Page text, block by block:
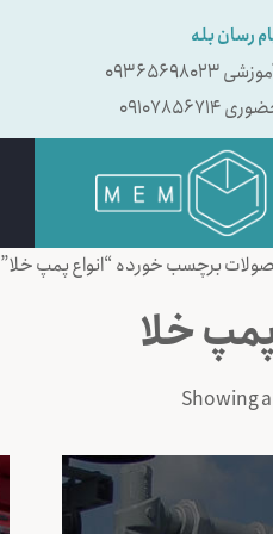
رسان بله
برچسب خورده “انواع پمپ خلا”
خلا
Showing